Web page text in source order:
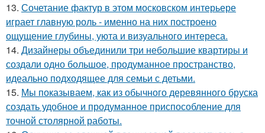
13. Сочетание фактур в этом московском интерьере
играет главную роль - именно на них построено
ощущение глубины, уюта и визуального интереса.
14. Дизайнеры объединили три небольшие квартиры и
создали одно большое, продуманное пространство,
идеально подходящее для семьи с детьми.
15. Мы показываем, как из обычного деревянного бруска
создать удобное и продуманное приспособление для
точной столярной работы.